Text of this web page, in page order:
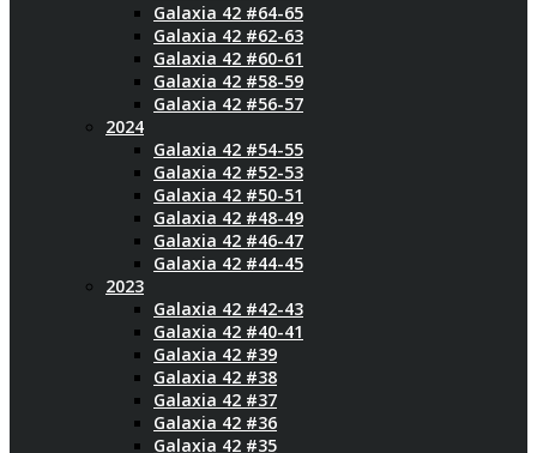
Galaxia 42 #64-65
Galaxia 42 #62-63
Galaxia 42 #60-61
Galaxia 42 #58-59
Galaxia 42 #56-57
2024
Galaxia 42 #54-55
Galaxia 42 #52-53
Galaxia 42 #50-51
Galaxia 42 #48-49
Galaxia 42 #46-47
Galaxia 42 #44-45
2023
Galaxia 42 #42-43
Galaxia 42 #40-41
Galaxia 42 #39
Galaxia 42 #38
Galaxia 42 #37
Galaxia 42 #36
Galaxia 42 #35